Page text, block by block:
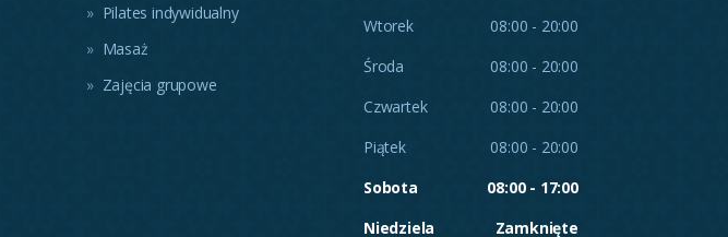
Pilates indywidualny
Masaż
Zajęcia grupowe
Wtorek
08:00 - 20:00
Środa
08:00 - 20:00
Czwartek
08:00 - 20:00
Piątek
08:00 - 20:00
Sobota
08:00 - 17:00
Niedziela
Zamknięte